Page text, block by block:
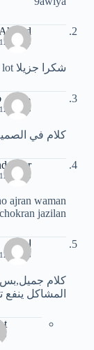
Ahmad
5 مايو، 2012 | 12:40 م
شكرا جزيلا ‏thnks a lot
صادق
5 مايو، 2012 | 12:48 م
كلام في
nor
6 مايو، 2012 | 2:10 م
ajran waman
jazilan.
إيمان
6 مايو، 2012 | 3:12 م
كلام
المشاكل
6 أكتوبر، 2013 | 8:32 ص